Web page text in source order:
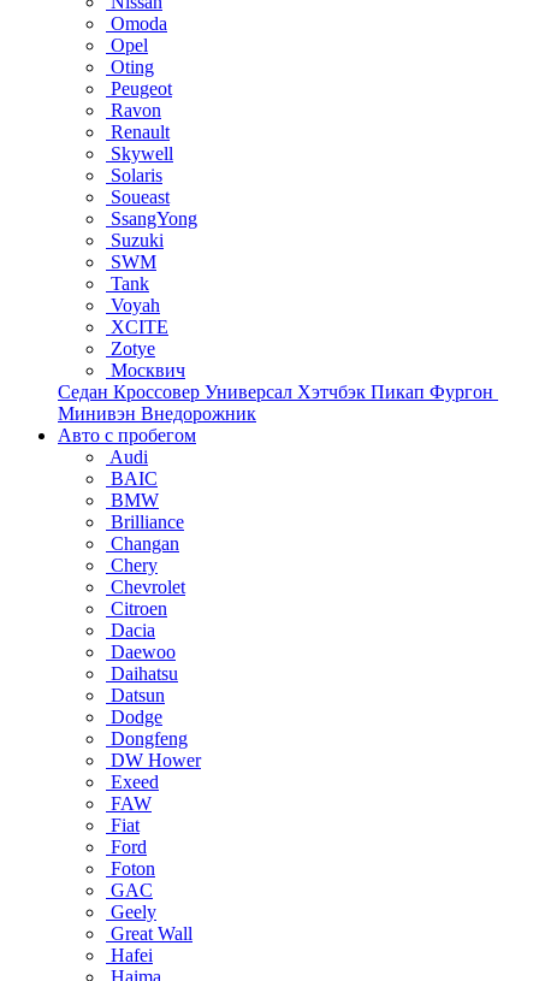
Omoda
Opel
Oting
Peugeot
Ravon
Renault
Skywell
Solaris
Soueast
SsangYong
Suzuki
SWM
Tank
Voyah
XCITE
Zotye
Москвич
Седан Кроссовер Универсал Хэтчбэк Пикап Фургон
Минивэн Внедорожник
Авто с пробегом
Audi
BAIC
BMW
Brilliance
Changan
Chery
Chevrolet
Citroen
Dacia
Daewoo
Daihatsu
Datsun
Dodge
Dongfeng
DW Hower
Exeed
FAW
Fiat
Ford
Foton
GAC
Geely
Great Wall
Hafei
Haima